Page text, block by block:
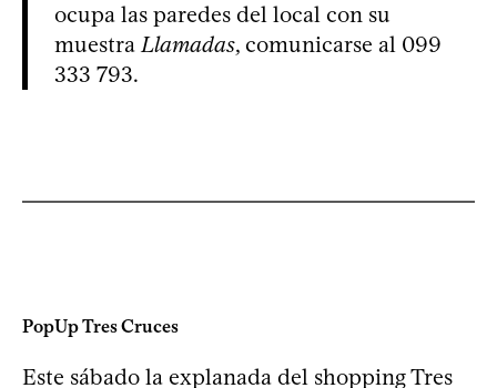
ocupa las paredes del local con su
muestraLlamadas, comunicarse al 099
333 793.
PopUp Tres Cruces
Este sábado la explanada del shopping Tres